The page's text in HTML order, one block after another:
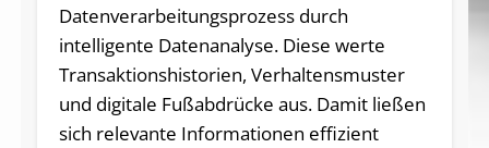
Datenverarbeitungsprozess durch
intelligente Datenanalyse. Diese werte
Transaktionshistorien, Verhaltensmuster
und digitale Fußabdrücke aus. Damit ließen
sich relevante Informationen effizient